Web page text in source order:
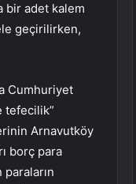
bir adet kalem
geçirilirken,
Cumhuriyet
tefecilik”
Arnavutköy
borç para
paraların